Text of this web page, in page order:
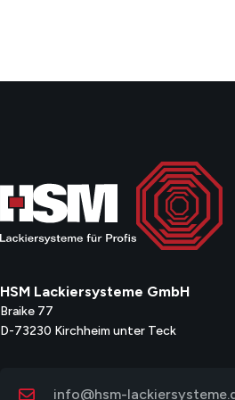
HSM Lackiersysteme GmbH
Braike 77
D-73230 Kirchheim unter Teck
info@hsm-